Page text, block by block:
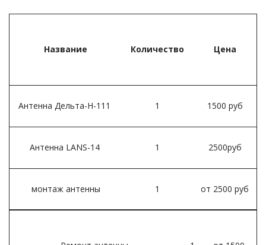
Название Количество Цена
Антенна Дельта-H-111 1 1500 руб
Антенна LANS-14 1 2500руб
монтаж антенны 1 от 2500 руб